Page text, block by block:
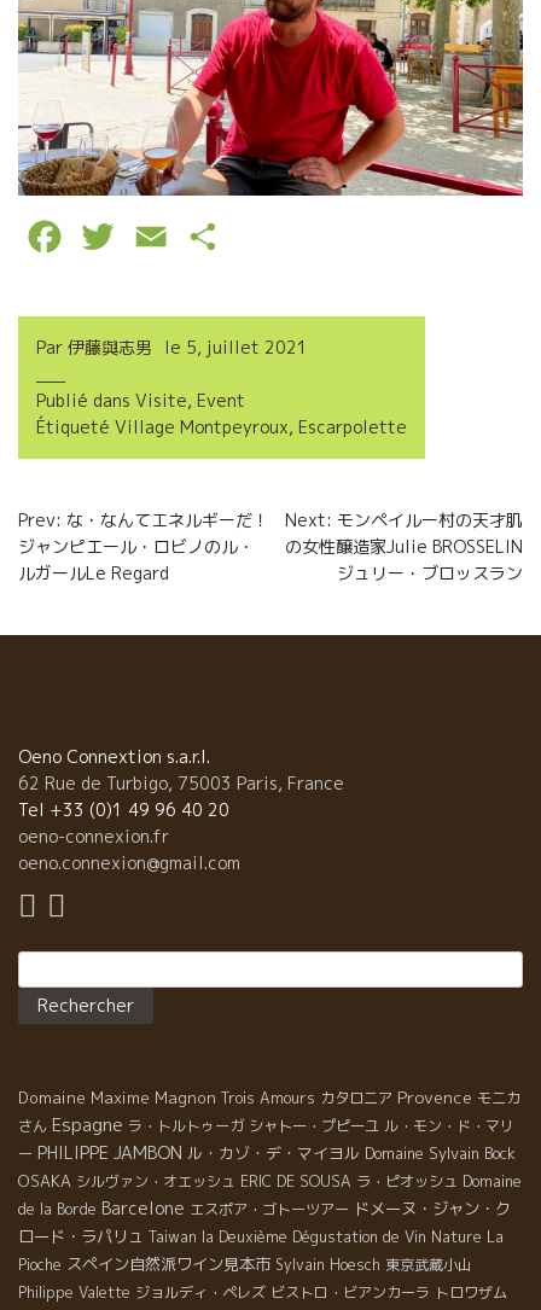
c
b
o
k
i
t
e
a
l
r
a
g
r
Par 伊藤與志男 le 5, juillet 2021
Publié dans Visite, Event
Étiqueté Village Montpeyroux, Escarpolette
Navigation
de
Prev: な・なんてエネルギーだ！
ジャンピエール・ロビノのル・
ルガールLe Regard
Next: モンペイルー村の天才肌
の女性醸造家Julie BROSSELIN
ジュリー・ブロッスラン
Oeno Connextion s.a.r.l.
62 Rue de Turbigo, 75003 Paris, France
Tel +33 (0)1 49 96 40 20
oeno-connexion.fr
oeno.connexion@gmail.com
Domaine Maxime Magnon Trois Amours カタロニア Provence モニカ
さん Espagne ラ・トルトゥーガ シャトー・プピーユ ル・モン・ド・マリ
ー PHILIPPE JAMBON ル・カゾ・デ・マイヨル Domaine Sylvain Bock
OSAKA シルヴァン・オエッシュ ERIC DE SOUSA ラ・ピオッシュ Domaine
de la Borde Barcelone エスポア・ゴトーツアー ドメーヌ・ジャン・ク
ロード・ラパリュ Taiwan la Deuxième Dégustation de Vin Nature La
Pioche スペイン自然派ワイン見本市 Sylvain Hoesch 東京武蔵小山
Philippe Valette ジョルディ・ペレズ ビストロ・ビアンカーラ トロワザム